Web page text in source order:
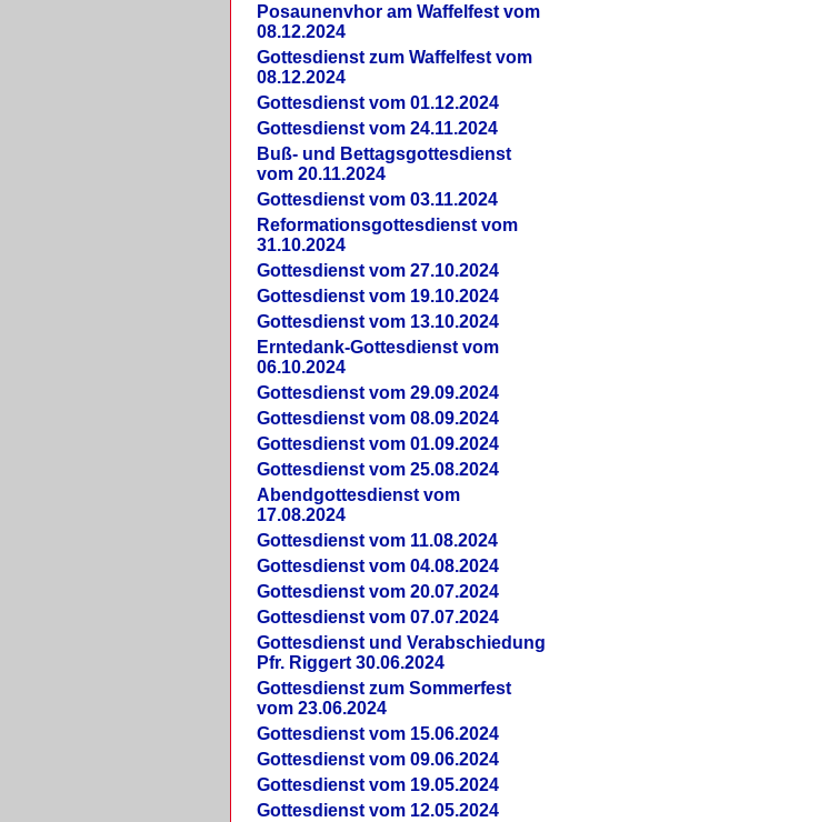
Posaunenvhor am Waffelfest vom
08.12.2024
Gottesdienst zum Waffelfest vom
08.12.2024
Gottesdienst vom 01.12.2024
Gottesdienst vom 24.11.2024
Buß- und Bettagsgottesdienst
vom 20.11.2024
Gottesdienst vom 03.11.2024
Reformationsgottesdienst vom
31.10.2024
Gottesdienst vom 27.10.2024
Gottesdienst vom 19.10.2024
Gottesdienst vom 13.10.2024
Erntedank-Gottesdienst vom
06.10.2024
Gottesdienst vom 29.09.2024
Gottesdienst vom 08.09.2024
Gottesdienst vom 01.09.2024
Gottesdienst vom 25.08.2024
Abendgottesdienst vom
17.08.2024
Gottesdienst vom 11.08.2024
Gottesdienst vom 04.08.2024
Gottesdienst vom 20.07.2024
Gottesdienst vom 07.07.2024
Gottesdienst und Verabschiedung
Pfr. Riggert 30.06.2024
Gottesdienst zum Sommerfest
vom 23.06.2024
Gottesdienst vom 15.06.2024
Gottesdienst vom 09.06.2024
Gottesdienst vom 19.05.2024
Gottesdienst vom 12.05.2024